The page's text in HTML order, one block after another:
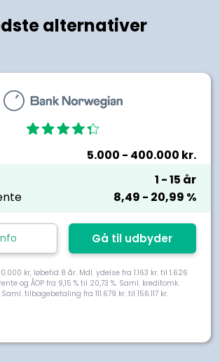
alternativer
5.000 - 400.000 kr.
1 - 15 år
8,49 - 20,99 %
Gå til udbyder
kr, løbetid 8 år. Mdl. ydelse fra 1.163 kr. til 1.626
og ÅOP fra 9,15 % til 20,73 %. Saml. kreditomk.
Saml. tilbagebetaling fra 111.679 kr. til 156.117 kr.